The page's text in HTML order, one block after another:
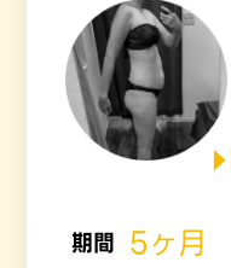
期間 5ヶ月